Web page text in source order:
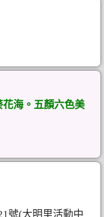
花海。五顏六色美
號(大明里活動中